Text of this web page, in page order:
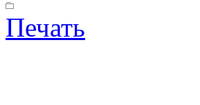
Печать